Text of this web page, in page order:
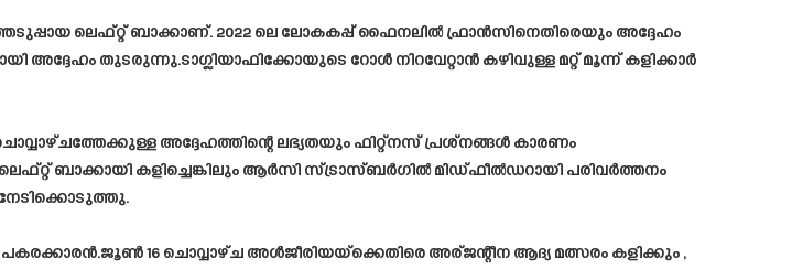
ലെഫ്റ്റ് ബാക്കാണ്. 2022 ലെ ലോകകപ്പ് ഫൈനലിൽ ഫ്രാൻസിനെതിരെയും അദ്ദേഹം
തുടരുന്നു.ടാഗ്ലിയാഫിക്കോയുടെ റോൾ നിറവേറ്റാൻ കഴിവുള്ള മറ്റ് മൂന്ന് കളിക്കാർ
അദ്ദേഹത്തിന്റെ ലഭ്യതയും ഫിറ്റ്‌നസ് പ്രശ്‌നങ്ങൾ കാരണം
ബാക്കായി കളിച്ചെങ്കിലും ആർസി സ്ട്രാസ്ബർഗിൽ മിഡ്ഫീൽഡറായി പരിവർത്തനം
നേടിക്കൊടുത്തു.
16 ചൊവ്വാഴ്ച അൾജീരിയയ്‌ക്കെതിരെ അര്ജന്റീന ആദ്യ മത്സരം കളിക്കും ,